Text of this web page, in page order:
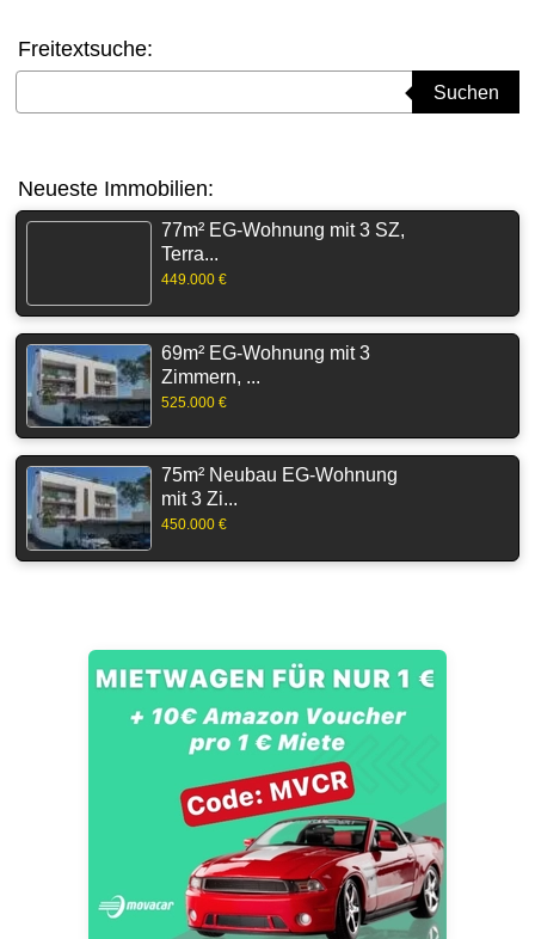
Freitextsuche:
Suchen
Neueste Immobilien:
77m² EG-Wohnung mit 3 SZ,
Terra...
449.000 €
69m² EG-Wohnung mit 3
Zimmern, ...
525.000 €
75m² Neubau EG-Wohnung
mit 3 Zi...
450.000 €